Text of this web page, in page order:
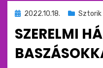
Beküldve
:
2022.10.18. Sztorik
SZERELMI